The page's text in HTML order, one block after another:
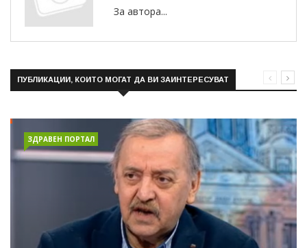
За автора...
ПУБЛИКАЦИИ, КОИТО МОГАТ ДА ВИ ЗАИНТЕРЕСУВАТ
ЗДРАВЕН ПОРТАЛ